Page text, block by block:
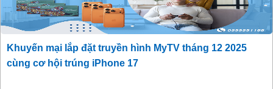
Khuyến mại lắp đặt truyền hình MyTV tháng 12 2025
cùng cơ hội trúng iPhone 17